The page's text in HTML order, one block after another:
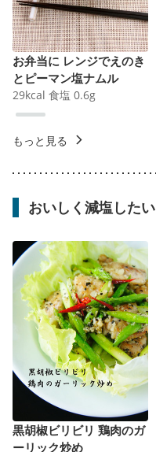
お弁当に レンジでえのき
とピーマン塩ナムル
29kcal 食塩 0.6g
もっと見る
おいしく減塩したい
黒胡椒ビリビリ 鶏肉のガ
ーリック炒め